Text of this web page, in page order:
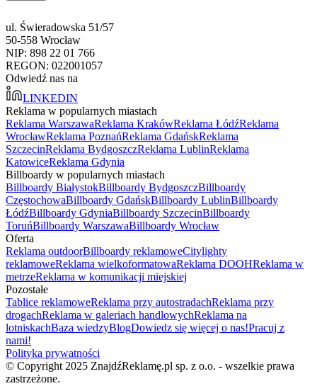
ul. Świeradowska 51/57
50-558 Wrocław
NIP: 898 22 01 766
REGON: 022001057
Odwiedź nas na
LINKEDIN
Reklama w popularnych miastach
Reklama WarszawaReklama KrakówReklama ŁódźReklama
WrocławReklama PoznańReklama GdańskReklama
SzczecinReklama BydgoszczReklama LublinReklama
KatowiceReklama Gdynia
Billboardy w popularnych miastach
Billboardy BiałystokBillboardy BydgoszczBillboardy
CzęstochowaBillboardy GdańskBillboardy LublinBillboardy
ŁódźBillboardy GdyniaBillboardy SzczecinBillboardy
ToruńBillboardy WarszawaBillboardy Wrocław
Oferta
Reklama outdoorBillboardy reklamoweCitylighty
reklamoweReklama wielkoformatowaReklama DOOHReklama w
metrzeReklama w komunikacji miejskiej
Pozostałe
Tablice reklamoweReklama przy autostradachReklama przy
drogachReklama w galeriach handlowychReklama na
lotniskachBaza wiedzyBlogDowiedz się więcej o nas!Pracuj z
nami!
Polityka prywatności
© Copyright 2025 ZnajdźReklamę.pl sp. z o.o. - wszelkie prawa
zastrzeżone.